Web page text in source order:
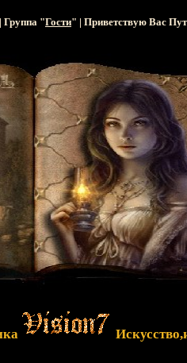
| Группа "Гости" | Приветствую Вас